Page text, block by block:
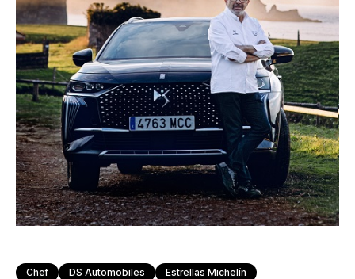
Chef DS Automobiles
Estrellas Michelín